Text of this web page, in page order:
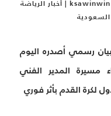
ksawinwin | أخبار الرياضة
السعودية
بيان رسمي أصدره اليوم
عن إنهاء مسيرة المدير الفني
لكرة القدم بأثر فوري